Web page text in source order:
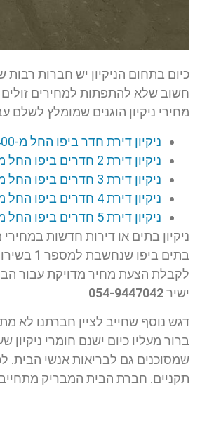
כיום בתחום הניקיון יש חברות
חשוב שלא להתפתות למחירים זולים
מחירי ניקיון הוגנים שמומלץ לשלם
ניקיון דירת חדר ביפו החל מ-₪400
ניקיון דירת 2 חדרים ביפו החל מ-₪800
ניקיון דירת 3 חדרים ביפו החל מ-₪1100
ניקיון דירת 4 חדרים ביפו החל מ-₪1300
ניקיון דירת 5 חדרים ביפו החל מ-₪1500
ניקיון בתים או דירות חדשות
בתים
לקבלת הצעת מחיר מדויקת עבור
ישיר054-9447042
דגש נוסף שחייב לציין חברתנו לא
ברור מעליו כיום ישנם חומרי
שמסוכנים גם לבריאות אנשי הבית.
תקניים. חברת הבית המבריק